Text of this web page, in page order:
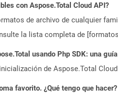
con Aspose.Total Cloud API?
de archivo de cualquier
la lista completa de
usando Php SDK: una
de Aspose.Total
favorito. ¿Qué tengo que hacer?